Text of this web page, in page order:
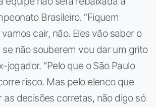
Brasileiro. “Fiquem
cair, não. Eles vão saber o
se não souberem vou dar um grito
jogador. “Pelo que o São Paulo
risco. Mas pelo elenco que
as decisões corretas, não digo só